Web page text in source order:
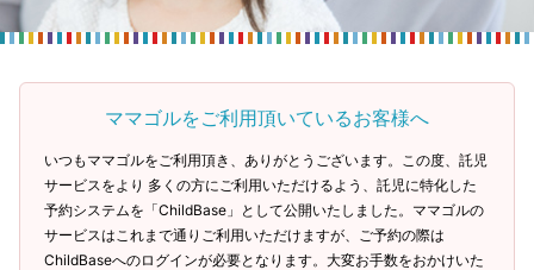
ママゴルをご利用頂いているお客様へ
いつもママゴルをご利用頂き、ありがとうございます。この度、託児
サービスをより 多くの方にご利用いただけるよう、託児に特化した
予約システムを「ChildBase」として公開いたしました。ママゴルの
サービスはこれまで通りご利用いただけますが、ご予約の際は
ChildBaseへのログインが必要となります。大変お手数をおかけいた